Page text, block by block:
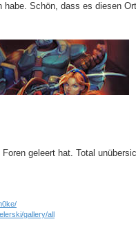
habe. Schön, dass es diesen
geleert hat. Total
gallery/all